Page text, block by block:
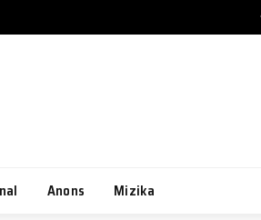
Anons Mizika